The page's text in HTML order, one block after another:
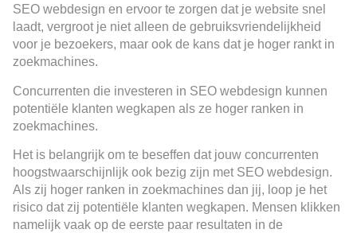
SEO webdesign en ervoor te zorgen dat je website snel
laadt, vergroot je niet alleen de gebruiksvriendelijkheid
voor je bezoekers, maar ook de kans dat je hoger rankt in
zoekmachines.
Concurrenten die investeren in SEO webdesign kunnen
potentiële klanten wegkapen als ze hoger ranken in
zoekmachines.
Het is belangrijk om te beseffen dat jouw concurrenten
hoogstwaarschijnlijk ook bezig zijn met SEO webdesign.
Als zij hoger ranken in zoekmachines dan jij, loop je het
risico dat zij potentiële klanten wegkapen. Mensen klikken
namelijk vaak op de eerste paar resultaten in de